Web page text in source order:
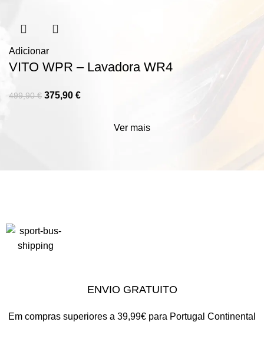
Adicionar
VITO WPR – Lavadora WR4
499,90€ 375,90 €
Ver mais
ENVIO GRATUITO
Em compras superiores a 39,99€ para Portugal Continental